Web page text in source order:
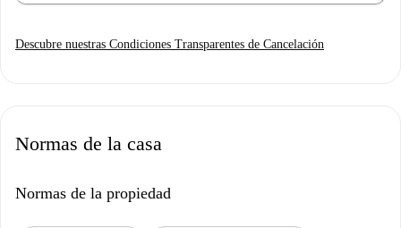
Descubre nuestras Condiciones Transparentes de Cancelación
Normas de la casa
Normas de la propiedad